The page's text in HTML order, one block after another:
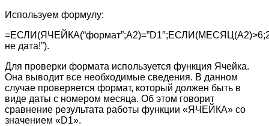
Используем формулу:
не дата!”).
Для проверки формата используется функция Ячейка.
Она выводит все необходимые сведения. В данном
случае проверяется формат, который должен быть в
виде даты с номером месяца. Об этом говорит
сравнение результата работы функции «ЯЧЕЙКА» со
значением «D1».